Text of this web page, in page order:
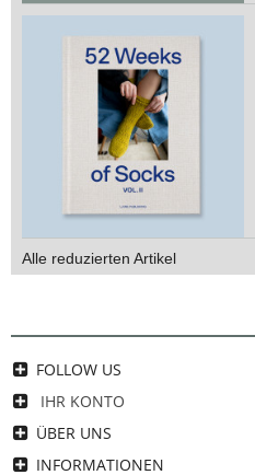
Alle reduzierten Artikel
FOLLOW US
IHR KONTO
ÜBER UNS
INFORMATIONEN